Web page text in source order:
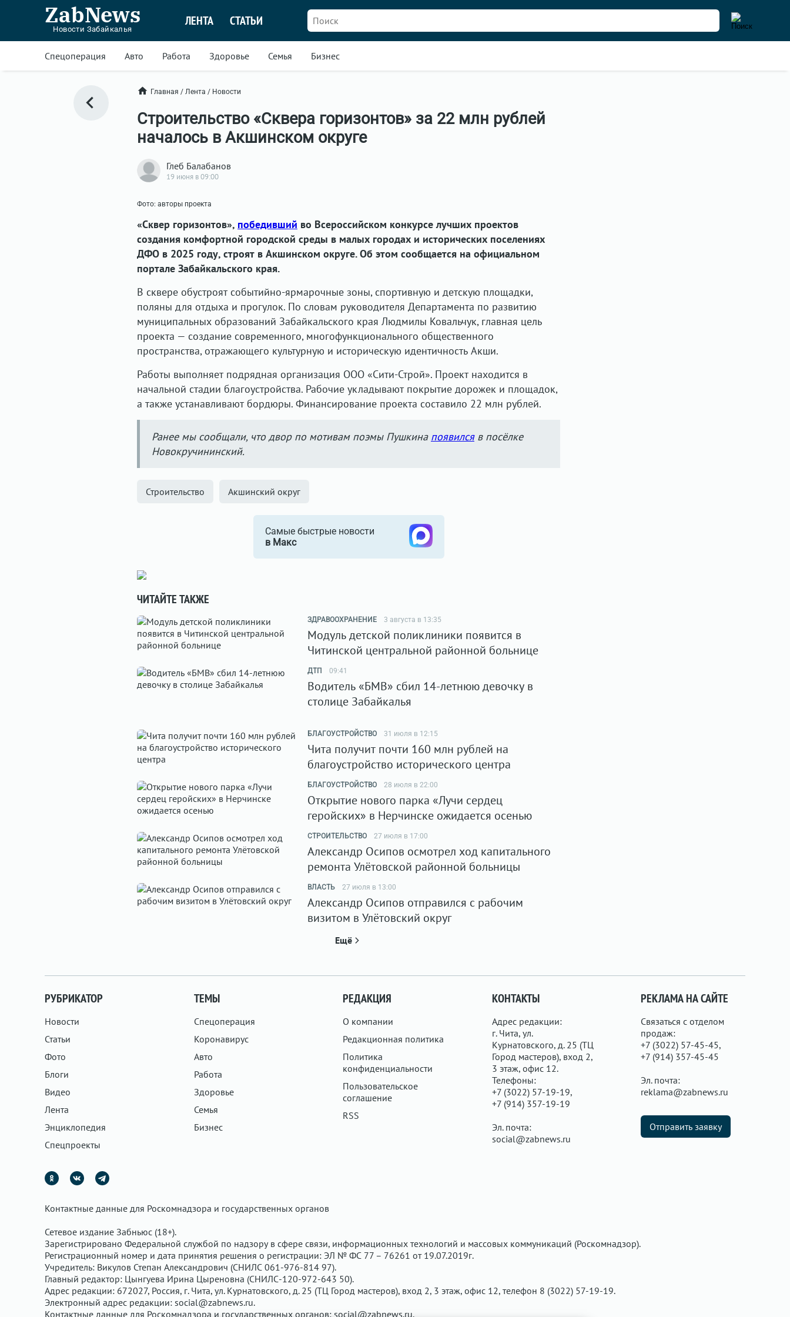
ZabNews
Новости Забайкалья
ЛЕНТА СТАТЬИ
Спецоперация Авто Работа Здоровье Семья Бизнес
Главная / Лента / Новости
Строительство «Сквера горизонтов» за 22 млн рублей
началось в Акшинском округе
Глеб Балабанов
19 июня в 09:00
Фото: авторы проекта
«Сквер горизонтов», победивший во Всероссийском конкурсе лучших проектов
создания комфортной городской среды в малых городах и исторических поселениях
ДФО в 2025 году, строят в Акшинском округе. Об этом сообщается на официальном
портале Забайкальского края.
В сквере обустроят событийно-ярмарочные зоны, спортивную и детскую площадки,
поляны для отдыха и прогулок. По словам руководителя Департамента по развитию
муниципальных образований Забайкальского края Людмилы Ковальчук, главная цель
проекта — создание современного, многофункционального общественного
пространства, отражающего культурную и историческую идентичность Акши.
Работы выполняет подрядная организация ООО «Сити-Строй». Проект находится в
начальной стадии благоустройства. Рабочие укладывают покрытие дорожек и площадок,
а также устанавливают бордюры. Финансирование проекта составило 22 млн рублей.
Ранее мы сообщали, что двор по мотивам поэмы Пушкина появилсяв посёлке
Новокручининский.
Строительство Акшинский округ
Самые быстрые новости
в Макс
ЧИТАЙТЕ ТАКЖЕ
ЗДРАВООХРАНЕНИЕ 3 августа в 13:35
Модуль детской поликлиники появится в
Читинской центральной районной больнице
ДТП 09:41
Водитель «БМВ» сбил 14-летнюю девочку в
столице Забайкалья
БЛАГОУСТРОЙСТВО 31 июля в 12:15
Чита получит почти 160 млн рублей на
благоустройство исторического центра
БЛАГОУСТРОЙСТВО 28 июля в 22:00
Открытие нового парка «Лучи сердец
геройских» в Нерчинске ожидается осенью
СТРОИТЕЛЬСТВО 27 июля в 17:00
Александр Осипов осмотрел ход капитального
ремонта Улётовской районной больницы
ВЛАСТЬ 27 июля в 13:00
Александр Осипов отправился с рабочим
визитом в Улётовский округ
Ещё
РУБРИКАТОР
Новости
Статьи
Фото
Блоги
Видео
Лента
Энциклопедия
Спецпроекты
ТЕМЫ
Спецоперация
Коронавирус
Авто
Работа
Здоровье
Семья
Бизнес
РЕДАКЦИЯ
О компании
Редакционная политика
Политика
конфиденциальности
Пользовательское
соглашение
RSS
КОНТАКТЫ
Адрес редакции:
г. Чита, ул.
Курнатовского, д. 25 (ТЦ
Город мастеров), вход 2,
3 этаж, офис 12.
Телефоны:
+7 (3022) 57-19-19,
+7 (914) 357-19-19
Эл. почта:
social@zabnews.ru
РЕКЛАМА НА САЙТЕ
Связаться с отделом
продаж:
+7 (3022) 57-45-45,
+7 (914) 357-45-45
Эл. почта:
reklama@zabnews.ru
Отправить заявку
Контактные данные для Роскомнадзора и государственных органов
Сетевое издание Забньюс (18+).
Зарегистрировано Федеральной службой по надзору в сфере связи, информационных технологий и массовых коммуникаций (Роскомнадзор).
Регистрационный номер и дата принятия решения о регистрации: ЭЛ № ФС 77 – 76261 от 19.07.2019г.
Учредитель: Викулов Степан Александрович (СНИЛС 061-976-814 97).
Главный редактор: Цынгуева Ирина Цыреновна (СНИЛС-120-972-643 50).
Адрес редакции: 672027, Россия, г. Чита, ул. Курнатовского, д. 25 (ТЦ Город мастеров), вход 2, 3 этаж, офис 12, телефон 8 (3022) 57-19-19.
Электронный адрес редакции: social@zabnews.ru.
Контактные данные для Роскомнадзора и государственных органов: social@zabnews.ru.